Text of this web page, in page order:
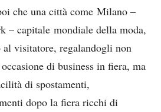
che una città come Milano –
– capitale mondiale della moda,
visitatore, regalandogli non
di business in fiera, ma
di spostamenti,
dopo la fiera ricchi di